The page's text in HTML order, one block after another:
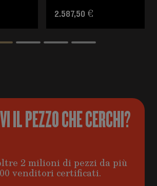
2.587,50 €
IL PEZZO CHE CERCHI?
2 milioni di pezzi da più
venditori certificati.